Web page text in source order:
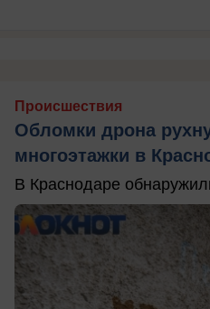
Происшествия
Обломки дрона
многоэтажки в
В Краснодаре